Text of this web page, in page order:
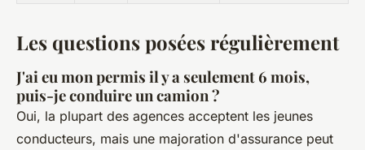
Les questions posées régulièrement
J'ai eu mon permis il y a seulement 6 mois,
puis-je conduire un camion ?
Oui, la plupart des agences acceptent les jeunes
conducteurs, mais une majoration d'assurance peut